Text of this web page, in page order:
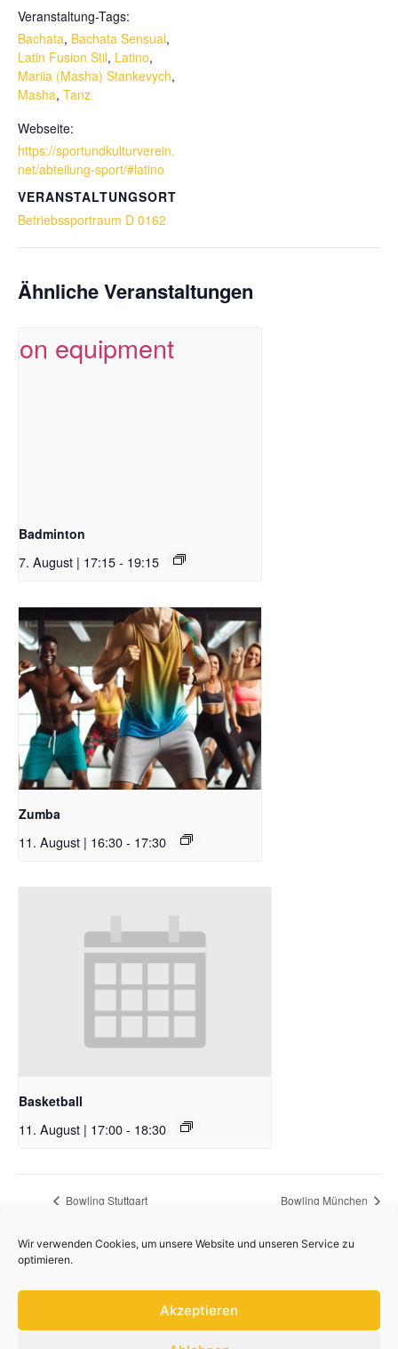
Wir verwenden Cookies, um unsere Website und unseren Service zu
optimieren.
Akzeptieren
Veranstaltung-Tags:
Bachata, Bachata Sensual,
Latin Fusion Stil, Latino,
Mariia (Masha) Stankevych,
Masha, Tanz
Webseite:
https://sportundkulturverein.
net/abteilung-sport/#latino
VERANSTALTUNGSORT
Betriebssportraum D 0162
Ähnliche Veranstaltungen
Badminton
7. August | 17:15- 19:15
Zumba
11. August | 16:30- 17:30
Basketball
11. August | 17:00- 18:30
Bowling Stuttgart Bowling München